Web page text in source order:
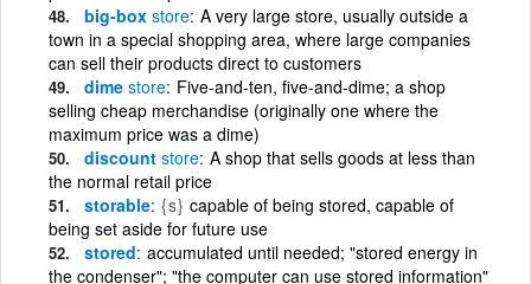
big-box store A very large store, usually outside a
town in a special shopping area, where large companies
can sell their products direct to customers
dime store Five-and-ten, five-and-dime; a shop
selling cheap merchandise (originally one where the
maximum price was a dime)
discount store A shop that sells goods at less than
the normal retail price
storable {s} capable of being stored, capable of
being set aside for future use
stored accumulated until needed; "stored energy in
the condenser"; "the computer can use stored information"